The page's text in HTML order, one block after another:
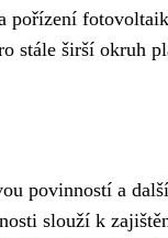
pořízení
stále širší okruh
povinností a
slouží k